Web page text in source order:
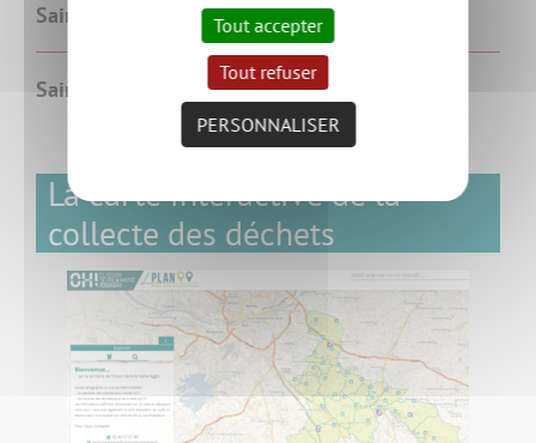
Saint-Lumine-de-Clisson
Saint-Fiacre-sur-Maine
La carte interactive de la
collecte des déchets
Tout accepter
Tout refuser
PERSONNALISER